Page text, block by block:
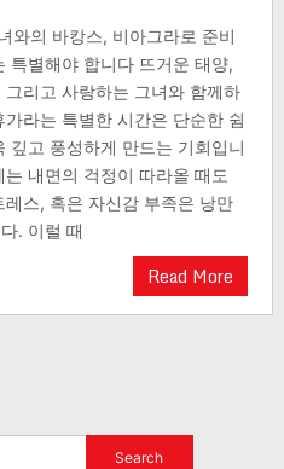
와의 바캉스, 비아그라로 준비
별해야 합니다 뜨거운 태양,
그리고 사랑하는 그녀와 함께하
가라는 특별한 시간은 단순한 쉼
깊고 풍성하게 만드는 기회입니
내면의 걱정이 따라올 때도
스, 혹은 자신감 부족은 낭만
. 이럴 때
Read More